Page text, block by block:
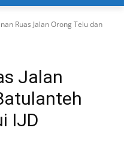
Ruas Jalan Orong Telu dan
Jalan
IJD